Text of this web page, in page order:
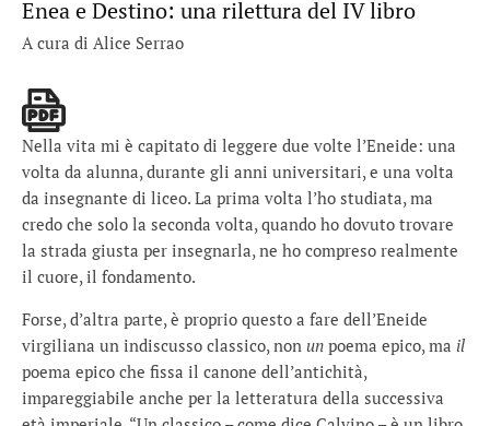
Enea e Destino: una rilettura del IV libro
A cura di Alice Serrao
Nella vita mi è capitato di leggere due volte l’Eneide: una
volta da alunna, durante gli anni universitari, e una volta
da insegnante di liceo. La prima volta l’ho studiata, ma
credo che solo la seconda volta, quando ho dovuto trovare
la strada giusta per insegnarla, ne ho compreso realmente
il cuore, il fondamento.
Forse, d’altra parte, è proprio questo a fare dell’Eneide
virgiliana un indiscusso classico, non un poema epico, ma il
poema epico che fissa il canone dell’antichità,
impareggiabile anche per la letteratura della successiva